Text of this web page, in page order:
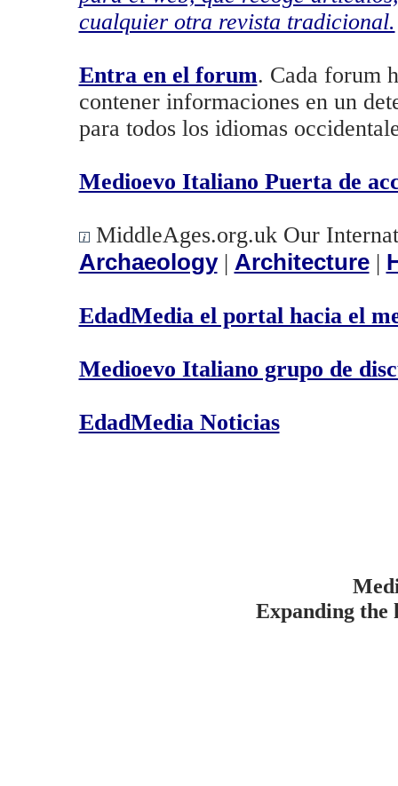
cualquier otra revista tradicional.
Entra en el forum. Cada forum
contener informaciones en un
para todos los idiomas
Medioevo Italiano Puerta de
MiddleAges.org.uk Our
Archaeology| Architecture|
EdadMedia el portal hacia el
Medioevo Italiano grupo de
EdadMedia Noticias
Expanding the